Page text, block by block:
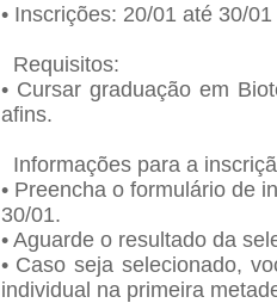
• Inscrições: 20/01 até 30/01
Requisitos:
• Cursar graduação em
afins.
Informações para a
• Preencha o formulário de
30/01.
• Aguarde o resultado da
• Caso seja selecionado,
individual na primeira